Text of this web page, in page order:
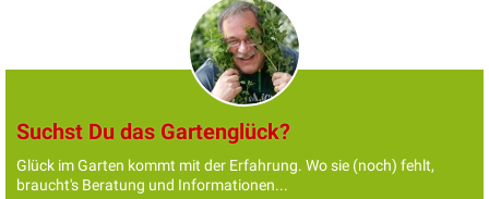
Suchst Du das Gartenglück?
Glück im Garten kommt mit der Erfahrung. Wo sie (noch) fehlt,
braucht's Beratung und Informationen...